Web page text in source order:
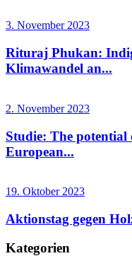
3. November 2023
Rituraj Phukan:
Klimawandel an...
2. November 2023
Studie: The potential
European...
19. Oktober 2023
Aktionstag gegen
Kategorien